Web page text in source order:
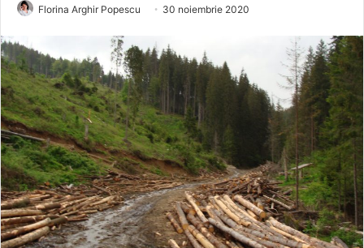
Florina Arghir Popescu 30 noiembrie 2020